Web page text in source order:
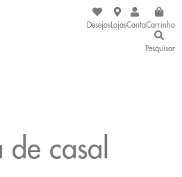
DesejosLojasContaCarrinho
Pesquisar
de casal